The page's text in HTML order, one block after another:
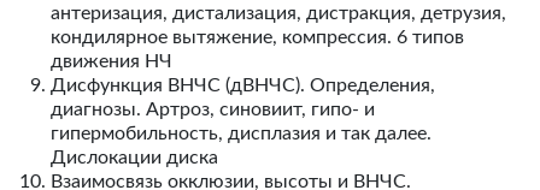
антеризация, дистализация, дистракция, детрузия,
кондилярное вытяжение, компрессия. 6 типов
движения НЧ
Дисфункция ВНЧС (дВНЧС). Определения,
диагнозы. Артроз, синовиит, гипо- и
гипермобильность, дисплазия и так далее.
Дислокации диска
Взаимосвязь окклюзии, высоты и ВНЧС.